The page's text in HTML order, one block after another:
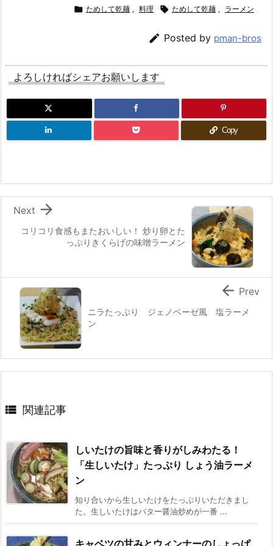
 ためして乾麺 , 料理  ためして乾麺 , ラーメン
 Posted by pman-bros
よろしければシェアお願いします
Copy
コリコリ食感もまたおいしい！ 炒り卵とた
っぷりきくらげの味噌ラーメン

Next
ニラたっぷり ジェノベーゼ風 塩ラーメ
ン
 Prev
 関連記事
しいたけの旨味と香りがしみわたる！
「生しいたけ」たっぷり しょう油ラーメ
ン
知り合いから生しいたけをたっぷりいただきまし
た。生しいたけはバター醤油炒めが一番 ...
キャベツの甘みとウィンナーのしょっぱ